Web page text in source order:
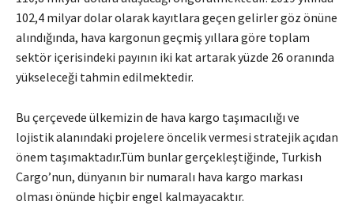
102,4 milyar dolar olarak kayıtlara geçen gelirler göz önüne
alındığında, hava kargonun geçmiş yıllara göre toplam
sektör içerisindeki payının iki kat artarak yüzde 26 oranında
yükseleceği tahmin edilmektedir.
Bu çerçevede ülkemizin de hava kargo taşımacılığı ve
lojistik alanındaki projelere öncelik vermesi stratejik açıdan
önem taşımaktadır.Tüm bunlar gerçekleştiğinde, Turkish
Cargo’nun, dünyanın bir numaralı hava kargo markası
olması önünde hiçbir engel kalmayacaktır.